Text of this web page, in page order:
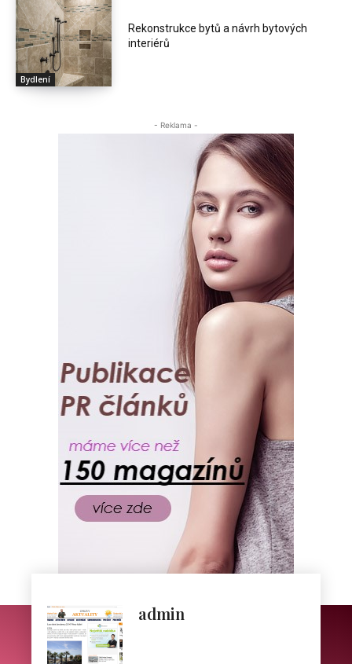
Bydlení
Rekonstrukce bytů a návrh bytových
interiérů
- Reklama -
admin